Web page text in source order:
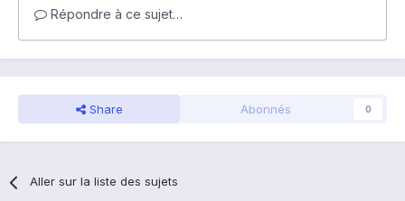
Répondre à ce sujet…
Share Abonnés 0
Aller sur la liste des sujets